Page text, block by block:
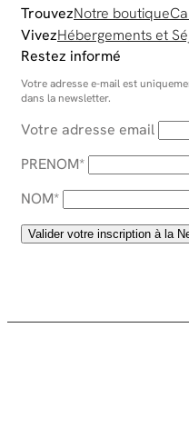
TrouvezNotre boutique
VivezHébergements et
Restez informé
Votre adresse e-mail est
dans la newsletter.
Votre adresse email
PRENOM*
NOM*